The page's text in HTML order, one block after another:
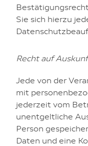
Sie sich hierzu
Recht auf
Jede von der
mit
jederzeit vom
unentgeltliche
Person
Daten und eine